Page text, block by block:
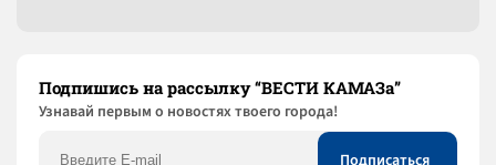
Подпишись на рассылку “ВЕСТИ КАМАЗа”
Узнaвай первым о новостях твоего города!